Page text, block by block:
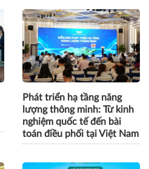
Phát triển hạ tầng năng
lượng thông minh: Từ kinh
nghiệm quốc tế đến bài
toán điều phối tại Việt Nam